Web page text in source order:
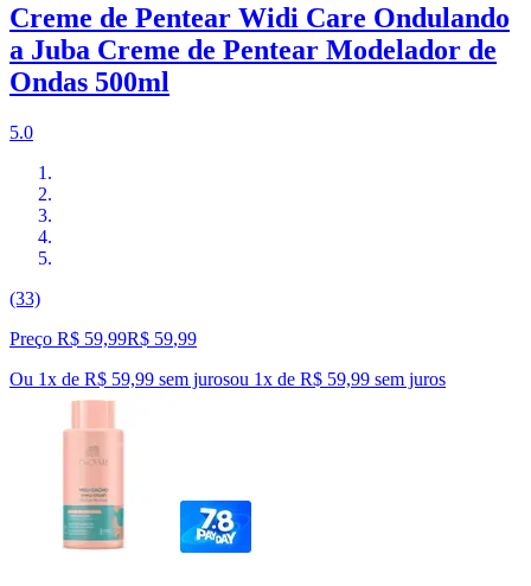
Creme de Pentear Widi Care Ondulando
a Juba Creme de Pentear Modelador de
Ondas 500ml
5.0
(33)
Preço R$ 59,99R$ 59,99
Ou 1x de R$ 59,99 sem jurosou 1x de R$ 59,99 sem juros